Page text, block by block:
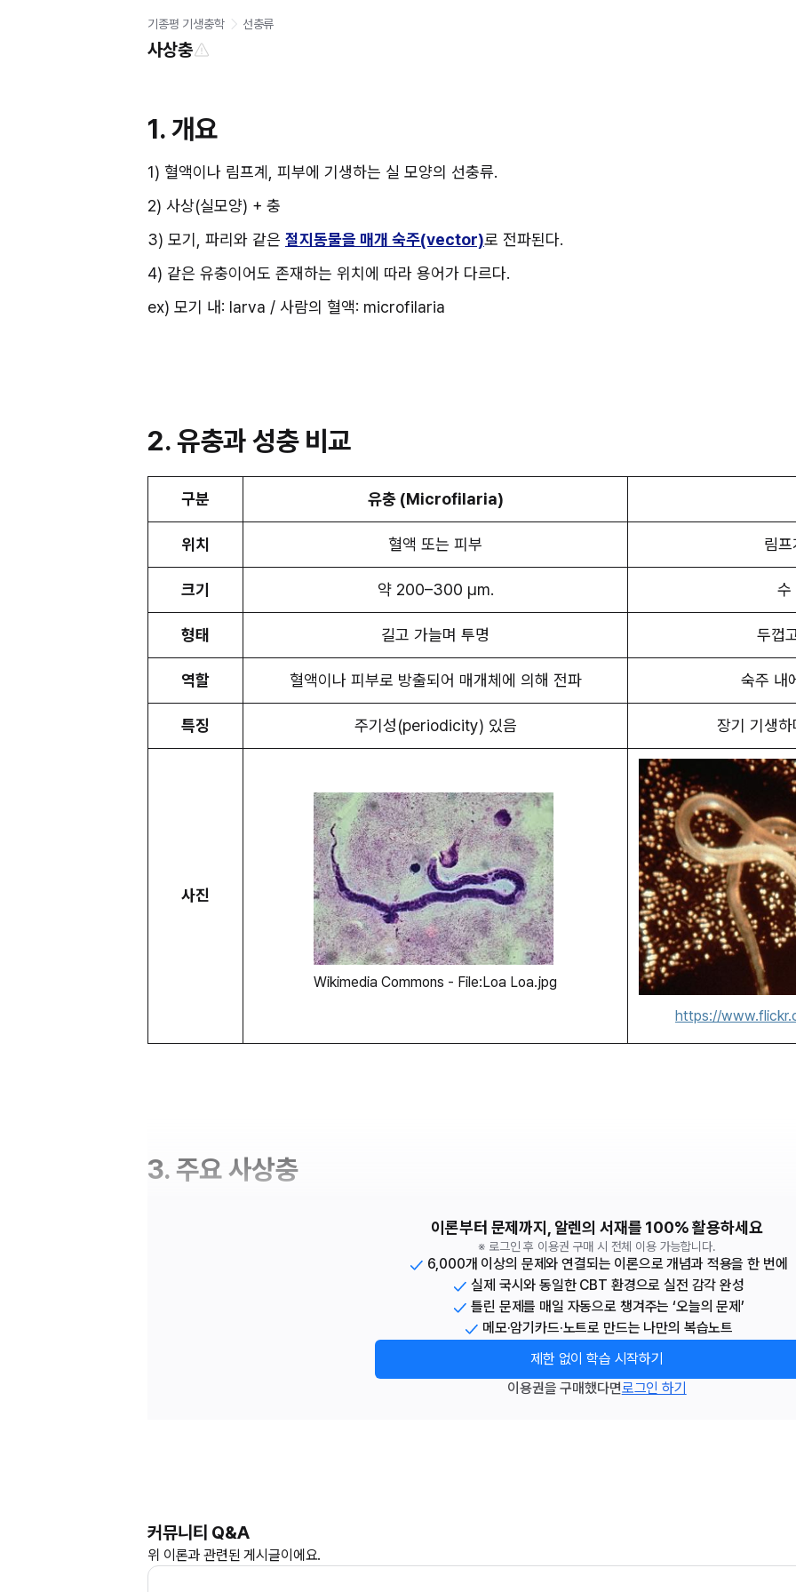
기종평 기생충학 선충류
사상충
1. 개요
1) 혈액이나 림프계, 피부에 기생하는 실 모양의 선충류.
2) 사상(실모양) + 충
3) 모기, 파리와 같은 절지동물을 매개 숙주(vector)로 전파된다.
4) 같은 유충이어도 존재하는 위치에 따라 용어가 다르다.
ex) 모기 내: larva / 사람의 혈액: microfilaria
2. 유충과 성충 비교
구분 유충 (Microfilaria)
위치 혈액 또는 피부 림
크기 약 200–300 μm.
형태 길고 가늘며 투명 두껍
역할 혈액이나 피부로 방출되어 매개체에 의해 전파 숙주 내
특징 주기성(periodicity) 있음 장기 기생
사진
Wikimedia Commons - File:Loa Loa.jpg
https://
3. 주요 사상충
이론부터 문제까지, 알렌의 서재를 100% 활용하세요
※ 로그인 후 이용권 구매 시 전체 이용 가능합니다.
6,000개 이상의 문제와 연결되는 이론으로 개념과 적용을 한 번에
실제 국시와 동일한 CBT 환경으로 실전 감각 완성
틀린 문제를 매일 자동으로 챙겨주는 ‘오늘의 문제’
메모·암기카드·노트로 만드는 나만의 복습노트
제한 없이 학습 시작하기
이용권을 구매했다면로그인 하기
커뮤니티 Q&A
위 이론과 관련된 게시글이에요.